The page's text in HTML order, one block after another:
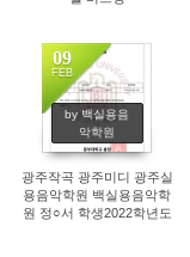
09
FEB
by 백실용음
악학원
261
광주작곡 광주미디 광주실
용음악학원 백실용음악학
원 정○서 학생2022학년도